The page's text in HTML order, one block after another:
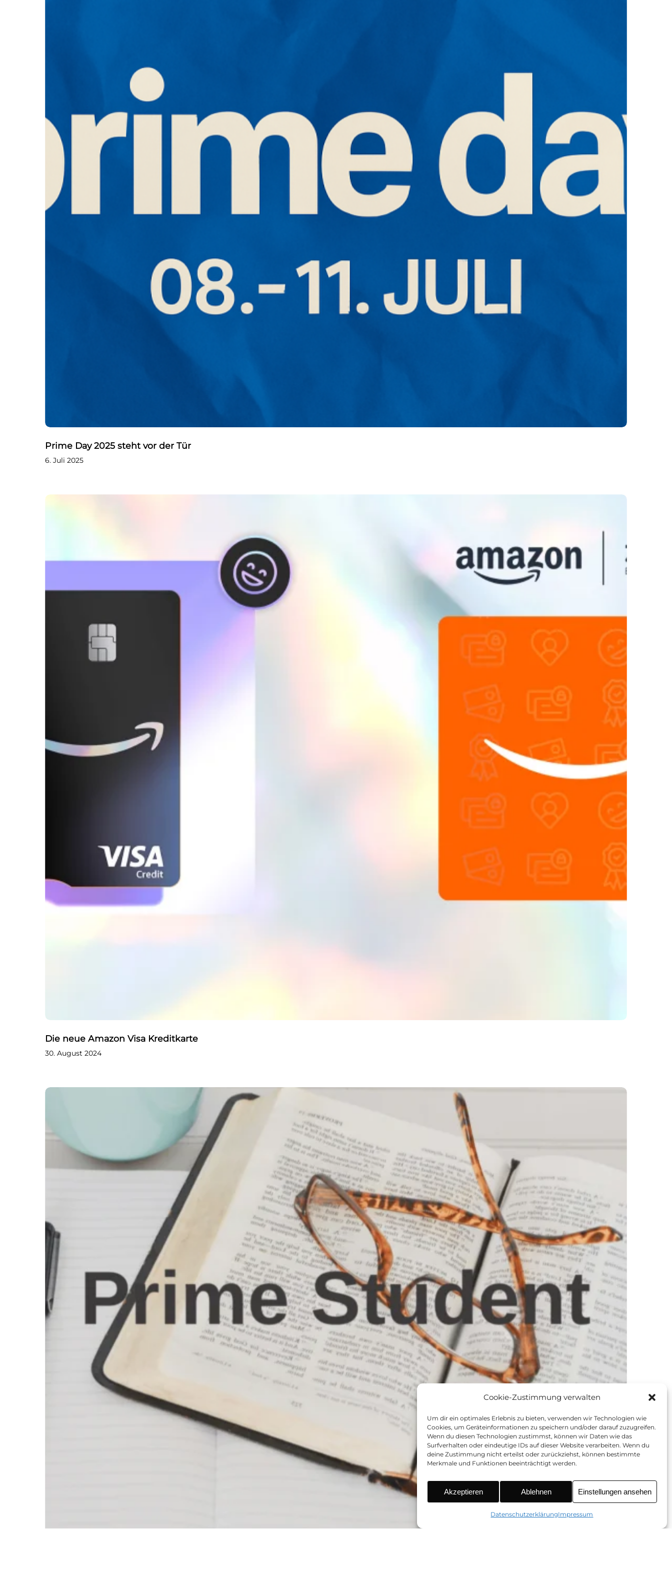
Cookie-Zustimmung verwalten
Um dir ein optimales Erlebnis zu bieten, verwenden wir Technologien wie
Cookies, um Geräteinformationen zu speichern und/oder darauf zuzugreifen.
Wenn du diesen Technologien zustimmst, können wir Daten wie das
Surfverhalten oder eindeutige IDs auf dieser Website verarbeiten. Wenn du
deine Zustimmung nicht erteilst oder zurückziehst, können bestimmte
Merkmale und Funktionen beeinträchtigt werden.
Akzeptieren Ablehnen Einstellungen ansehen
DatenschutzerklärungImpressum
Prime Day 2025 steht vor der Tür
6. Juli 2025
Die neue Amazon Visa Kreditkarte
30. August 2024